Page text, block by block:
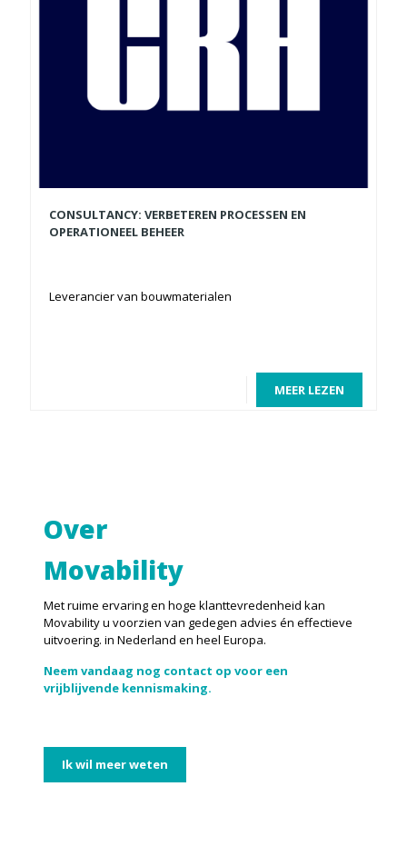
CONSULTANCY: VERBETEREN PROCESSEN EN
OPERATIONEEL BEHEER
Leverancier van bouwmaterialen
MEER LEZEN
Over
Movability
Met ruime ervaring en hoge klanttevredenheid kan
Movability u voorzien van gedegen advies én effectieve
uitvoering. in Nederland en heel Europa.
Neem vandaag nog contact op voor een
vrijblijvende kennismaking.
Ik wil meer weten